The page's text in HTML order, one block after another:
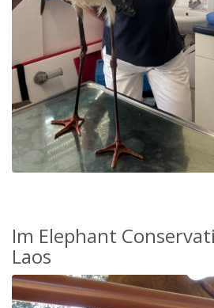
Im Elephant
Laos